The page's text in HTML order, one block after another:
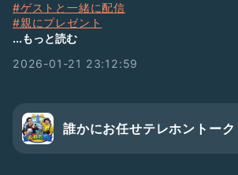
#ゲストと一緒に配信
#親にプレゼント
#今年はして行こうな
#見た目とのギャップ
...もっと読む
2026-01-21 23:12:59
誰かにお任せテレホントーク